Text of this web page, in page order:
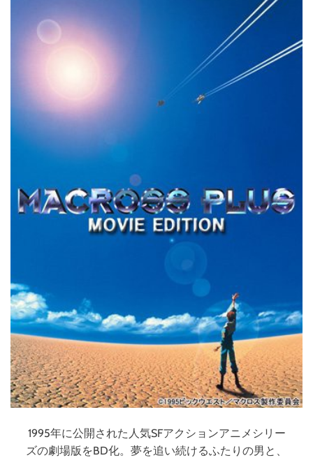
復
元
版
イ
デ
ィ
ス
1995年に公開された人気SFアクションアニメシリー
ズの劇場版をBD化。夢を追い続けるふたりの男と、